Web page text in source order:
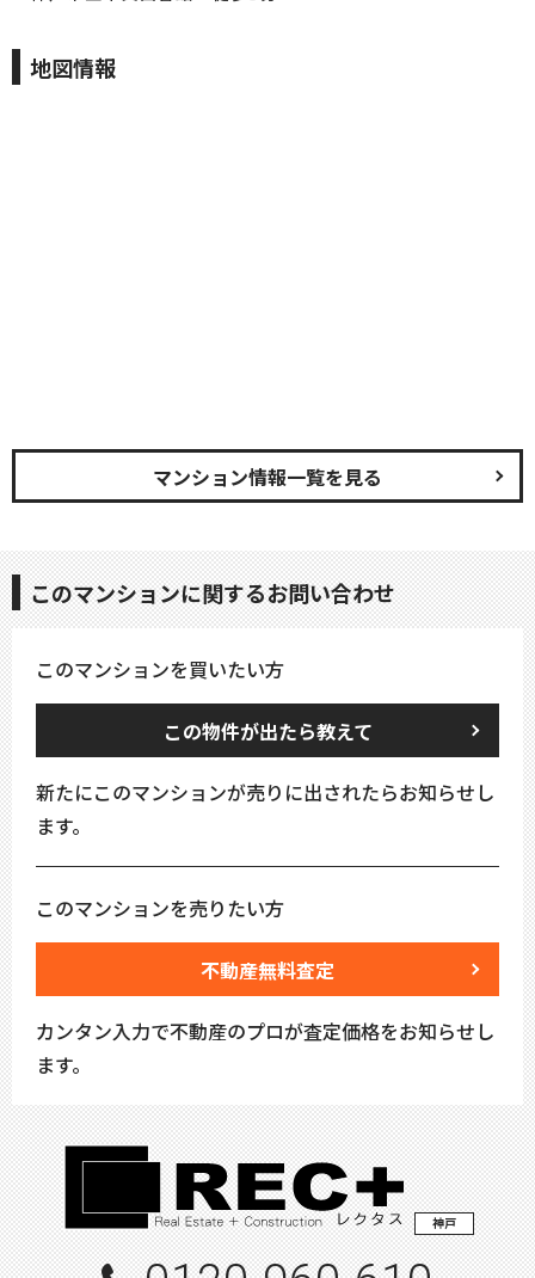
地図情報
マンション情報一覧を見る
このマンションに関するお問い合わせ
このマンションを買いたい方
この物件が出たら教えて
新たにこのマンションが売りに出されたらお知らせし
ます。
このマンションを売りたい方
不動産無料査定
カンタン入力で不動産のプロが査定価格をお知らせし
ます。
神戸